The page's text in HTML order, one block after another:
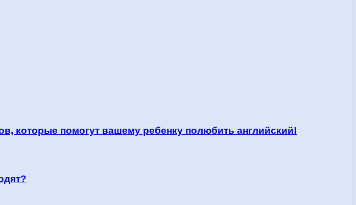
которые помогут вашему ребенку полюбить английский!